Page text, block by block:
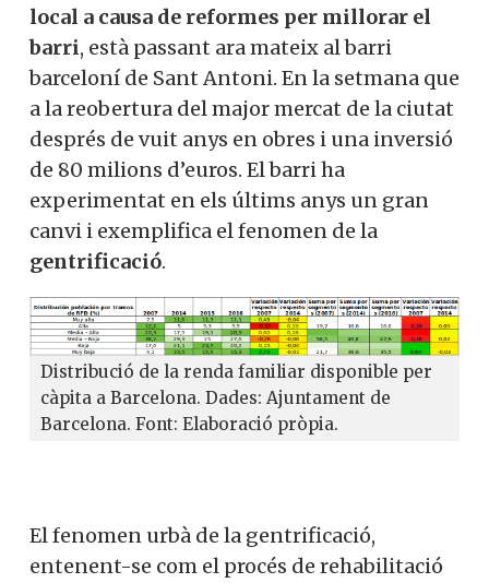
local a causa de reformes per millorar el
barri, està passant ara mateix al barri
barceloní de Sant Antoni. En la setmana que
a la reobertura del major mercat de la ciutat
després de vuit anys en obres i una inversió
de 80 milions d’euros. El barri ha
experimentat en els últims anys un gran
canvi i exemplifica el fenomen de la
gentrificació.
Distribució de la renda familiar disponible per
càpita a Barcelona. Dades: Ajuntament de
Barcelona. Font: Elaboració pròpia.
El fenomen urbà de la gentrificació,
entenent-se com el procés de rehabilitació